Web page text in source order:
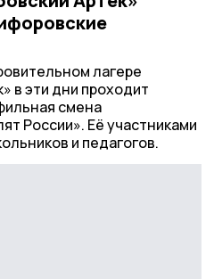
лагере
в эти дни проходит
смена
России». Её участниками
и педагогов.